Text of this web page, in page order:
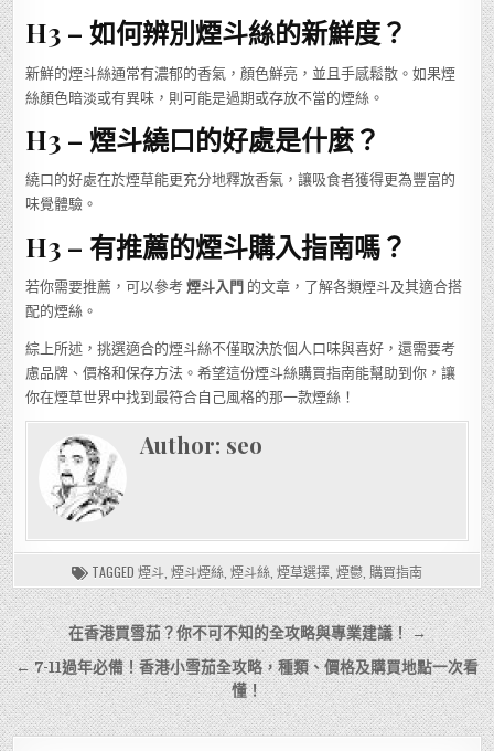
H3 – 如何辨別煙斗絲的新鮮度？
新鮮的煙斗絲通常有濃郁的香氣，顏色鮮亮，並且手感鬆散。如果煙
絲顏色暗淡或有異味，則可能是過期或存放不當的煙絲。
H3 – 煙斗繞口的好處是什麼？
繞口的好處在於煙草能更充分地釋放香氣，讓吸食者獲得更為豐富的
味覺體驗。
H3 – 有推薦的煙斗購入指南嗎？
若你需要推薦，可以參考煙斗入門 的文章，了解各類煙斗及其適合搭
配的煙絲。
綜上所述，挑選適合的煙斗絲不僅取決於個人口味與喜好，還需要考
慮品牌、價格和保存方法。希望這份煙斗絲購買指南能幫助到你，讓
你在煙草世界中找到最符合自己風格的那一款煙絲！
Author: seo
TAGGED 煙斗 煙斗煙絲 煙斗絲 煙草選擇 煙鬱 購買指南
文
章
導
覽
在香港買雪茄？你不可不知的全攻略與專業建議！ →
← 7-11過年必備！香港小雪茄全攻略，種類、價格及購買地點一次看
懂！